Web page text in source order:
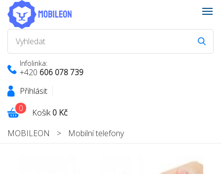
Infolinka:
+420 606 078 739
Přihlásit
Košík0 Kč
0
MOBILEON > Mobilní telefony